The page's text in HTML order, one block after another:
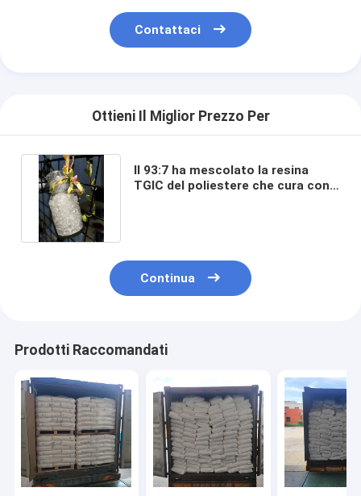
Contattaci
Ottieni Il Miglior Prezzo Per
Il 93:7 ha mescolato la resina
TGIC del poliestere che cura con
Continua
Prodotti Raccomandati